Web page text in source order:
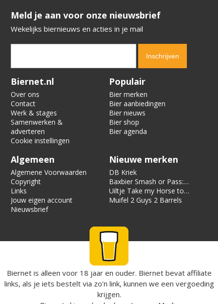
​​​​​​​Meld je aan voor onze nieuwsbrief
Wekelijks biernieuws en acties in je mail
Verification code:
Biernet.nl
Over ons
Contact
Werk & stages
Samenwerken &
adverteren
Cookie instellingen
Populair
Bier merken
Bier aanbiedingen
Bier nieuws
Bier shop
Bier agenda
Algemeen
Algemene Voorwaarden
Copyright
Links
Jouw eigen account
Nieuwsbrief
Nieuwe merken
DB Kriek
Baxbier Smash or Pass:
Strata
Uiltje Take my Horse to
the Hotel Room
Muifel 2 Guys 2 Barrels
Biernet is alleen voor 18 jaar en ouder. Biernet bevat affiliate
links, als je iets bestelt via zo’n link, kunnen we een vergoeding
krijgen.